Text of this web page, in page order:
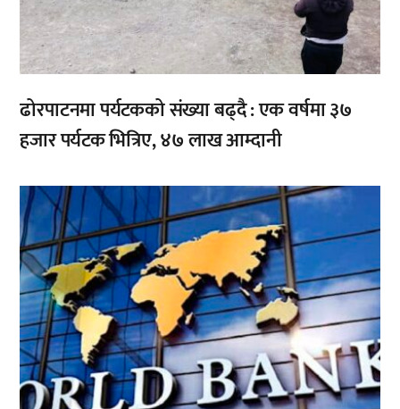
ढोरपाटनमा पर्यटकको संख्या बढ्दै : एक वर्षमा ३७
हजार पर्यटक भित्रिए, ४७ लाख आम्दानी